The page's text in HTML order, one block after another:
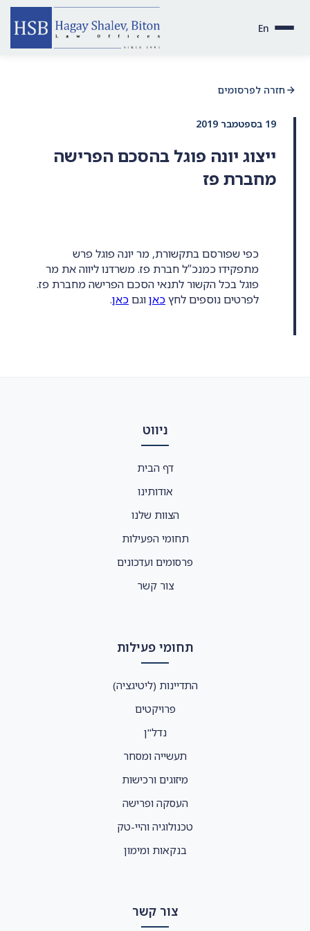
En
חזרה לפרסומים
19 בספטמבר 2019
ייצוג יונה פוגל בהסכם הפרישה
מחברת פז
כפי שפורסם בתקשורת, מר יונה פוגל פרש
מתפקידו כמנכ”ל חברת פז. משרדנו ליווה את מר
פוגל בכל הקשור לתנאי הסכם הפרישה מחברת פז.
לפרטים נוספים לחץכאןוגםכאן.
ניווט
דף הבית
אודותינו
הצוות שלנו
תחומי הפעילות
פרסומים ועדכונים
צור קשר
תחומי פעילות
התדיינות (ליטיגציה)
פרויקטים
נדל"ן
תעשייה ומסחר
מיזוגים ורכישות
העסקה ופרישה
טכנולוגיה והיי-טק
בנקאות ומימון
צור קשר